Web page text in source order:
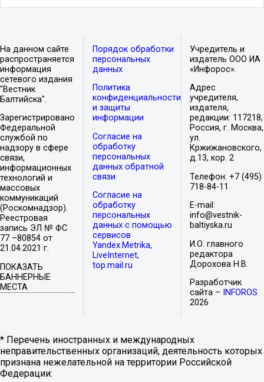
На данном сайте
распространяется
информация
сетевого издания
"Вестник
Балтийска".
Зарегистрировано
Федеральной
службой по
надзору в сфере
связи,
информационных
технологий и
массовых
коммуникаций
(Роскомнадзор).
Реестровая
запись ЭЛ № ФС
77 –80854 от
21.04.2021 г.
ПОКАЗАТЬ
БАННЕРНЫЕ
МЕСТА
Порядок обработки
персональных
данных
Политика
конфиденциальности
и защиты
информации
Согласие на
обработку
персональных
данных обратной
связи
Согласие на
обработку
персональных
данных с помощью
сервисов
Yandex.Metrika,
LiveInternet,
top.mail.ru
Учредитель и
издатель ООО ИА
«Инфорос».
Адрес
учредителя,
издателя,
редакции: 117218,
Россия, г. Москва,
ул.
Кржижановского,
д.13, кор. 2
Телефон: +7 (495)
718-84-11
E-mail:
info@vestnik-
baltiyska.ru
И.О. главного
редактора
Дорохова Н.В.
Разработчик
сайта –
INFOROS
2026
* Перечень иностранных и международных
неправительственных организаций, деятельность которых
признана нежелательной на территории Российской
Федерации: